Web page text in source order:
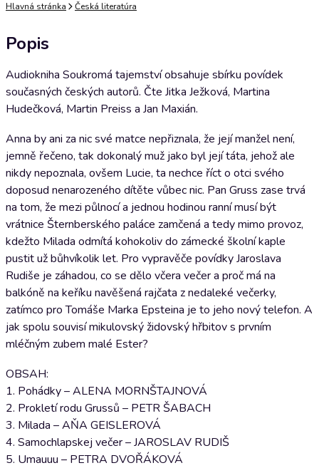
Hlavná stránka Česká literatúra
Popis
Audiokniha Soukromá tajemství obsahuje sbírku povídek
současných českých autorů. Čte Jitka Ježková, Martina
Hudečková, Martin Preiss a Jan Maxián.
Anna by ani za nic své matce nepřiznala, že její manžel není,
jemně řečeno, tak dokonalý muž jako byl její táta, jehož ale
nikdy nepoznala, ovšem Lucie, ta nechce říct o otci svého
doposud nenarozeného dítěte vůbec nic. Pan Gruss zase trvá
na tom, že mezi půlnocí a jednou hodinou ranní musí být
vrátnice Šternberského paláce zamčená a tedy mimo provoz,
kdežto Milada odmítá kohokoliv do zámecké školní kaple
pustit už bůhvíkolik let. Pro vypravěče povídky Jaroslava
Rudiše je záhadou, co se dělo včera večer a proč má na
balkóně na keříku navěšená rajčata z nedaleké večerky,
zatímco pro Tomáše Marka Epsteina je to jeho nový telefon. A
jak spolu souvisí mikulovský židovský hřbitov s prvním
mléčným zubem malé Ester?
OBSAH:
1. Pohádky – ALENA MORNŠTAJNOVÁ
2. Prokletí rodu Grussů – PETR ŠABACH
3. Milada – AŇA GEISLEROVÁ
4. Samochlapskej večer – JAROSLAV RUDIŠ
5. Umauuu – PETRA DVOŘÁKOVÁ